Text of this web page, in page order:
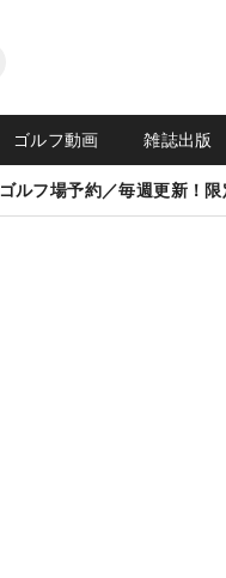
ゴルフ動画 雑誌出版
ゴルフ場予約／毎週更新！